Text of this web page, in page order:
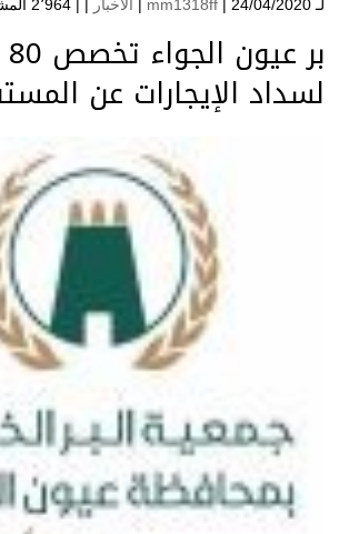
لـ mm1318ff | 24/04/2020 | الاخبار | | 2٬964 المشاهدات
لسداد الإيجارات عن